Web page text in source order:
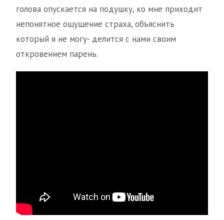
голова опускается на подушку, ко мне приходит
непонятное ощущение страха, объяснить
который я не могу- делится с нами своим
откровением парень.